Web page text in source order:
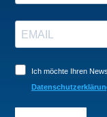
Ich möchte Ihren